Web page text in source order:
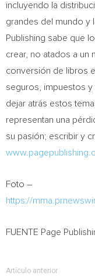
incluyendo la
grandes del mundo y
Publishing sabe que
crear, no atados a
conversión de libros
seguros, impuestos y
dejar atrás estos
representan una
su pasión; escribir y
Foto –
https://
FUENTE Page
Artículo anterior